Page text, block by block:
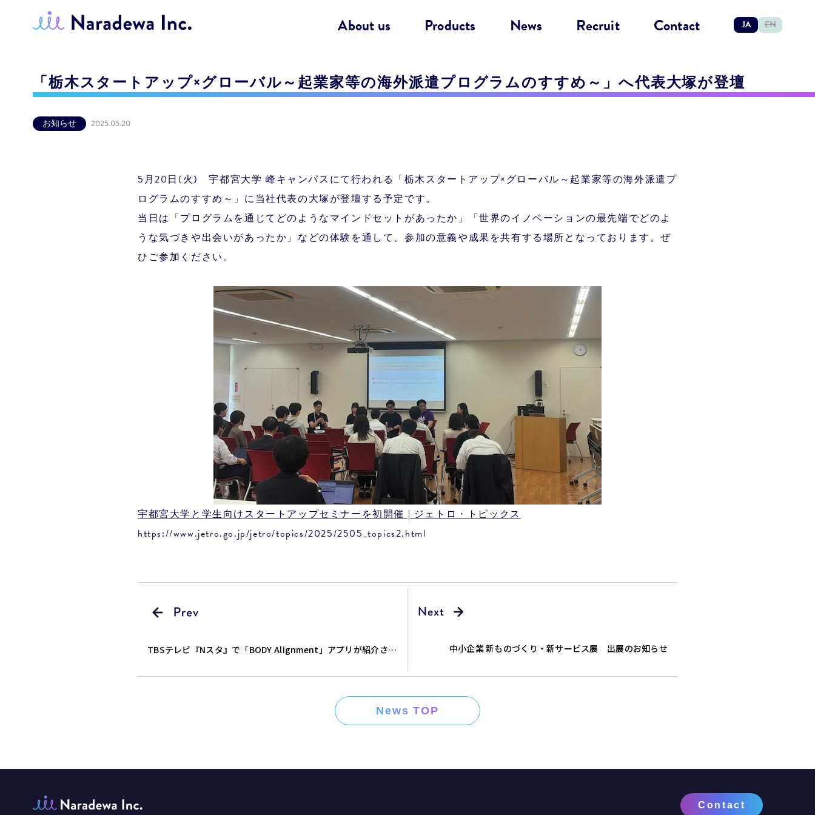
About us Products News Recruit Contact JA EN
「栃木スタートアップ×グローバル～起業家等の海外派遣プログラムのすすめ～」へ代表大塚が登壇
お知らせ 2025.05.20
5月20日(火) 宇都宮大学 峰キャンパスにて行われる「栃木スタートアップ×グローバル～起業家等の海外派遣プ
ログラムのすすめ～」に当社代表の大塚が登壇する予定です。
当日は「プログラムを通じてどのようなマインドセットがあったか」「世界のイノベーションの最先端でどのよ
うな気づきや出会いがあったか」などの体験を通して、参加の意義や成果を共有する場所となっております。ぜ
ひご参加ください。
宇都宮大学と学生向けスタートアップセミナーを初開催 | ジェトロ・トピックス
https://www.jetro.go.jp/jetro/topics/2025/2505_topics2.html
TBSテレビ『Nスタ』で「BODY Alignment」アプリが紹介され
中小企業 新ものづくり・新サービス展 出展のお知らせ
News TOP
Contact